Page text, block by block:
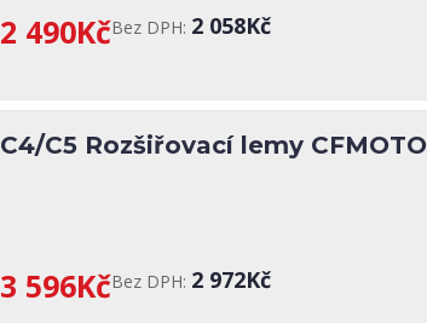
2 490KčBez DPH: 2 058Kč
C4/C5 Rozšiřovací lemy CFMOTO
3 596KčBez DPH: 2 972Kč